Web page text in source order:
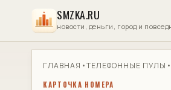
SMZKA.RU
новости, деньги, город и
ГЛАВНАЯ •ТЕЛЕФОННЫЕ ПУЛЫ •
КАРТОЧКА НОМЕРА